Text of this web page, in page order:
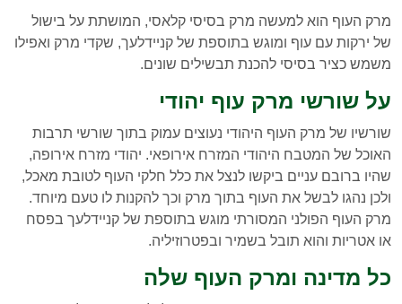
מרק העוף הוא למעשה מרק בסיסי קלאסי, המושתת על בישול
של ירקות עם עוף ומוגש בתוספת של קניידלעך, שקדי מרק ואפילו
משמש כציר בסיסי להכנת תבשילים שונים.
על שורשי מרק עוף יהודי
שורשיו של מרק העוף היהודי נעוצים עמוק בתוך שורשי תרבות
האוכל של המטבח היהודי המזרח אירופאי. יהודי מזרח אירופה,
שהיו ברובם עניים ביקשו לנצל את כלל חלקי העוף לטובת מאכל,
ולכן נהגו לבשל את העוף בתוך מרק וכך להקנות לו טעם מיוחד.
מרק העוף הפולני המסורתי מוגש בתוספת של קניידלעך בפסח
או אטריות והוא תובל בשמיר ובפטרוזיליה.
כל מדינה ומרק העוף שלה